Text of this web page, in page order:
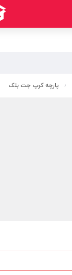
/ پارچه کرپ جت بلک